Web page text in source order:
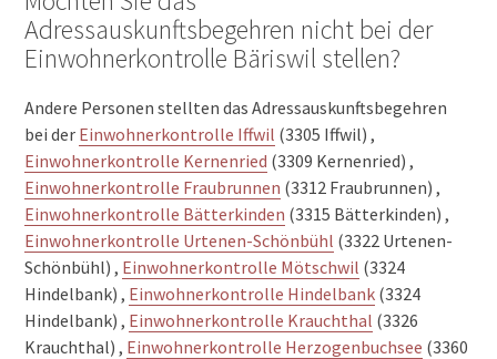
Adressauskunftsbegehren nicht bei der
Einwohnerkontrolle Bäriswil stellen?
Andere Personen stellten das Adressauskunftsbegehren
bei der Einwohnerkontrolle Iffwil (3305 Iffwil) ,
Einwohnerkontrolle Kernenried (3309 Kernenried) ,
Einwohnerkontrolle Fraubrunnen (3312 Fraubrunnen) ,
Einwohnerkontrolle Bätterkinden (3315 Bätterkinden) ,
Einwohnerkontrolle Urtenen-Schönbühl (3322 Urtenen-
Schönbühl) , Einwohnerkontrolle Mötschwil (3324
Hindelbank) , Einwohnerkontrolle Hindelbank (3324
Hindelbank) , Einwohnerkontrolle Krauchthal (3326
Krauchthal) , Einwohnerkontrolle Herzogenbuchsee (3360